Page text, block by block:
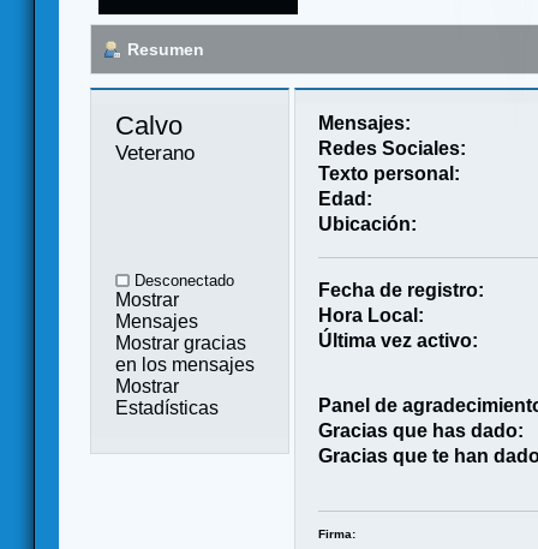
Resumen
Calvo
Veterano
Desconectado
Mostrar
Mensajes
Mostrar gracias
en los mensajes
Mostrar
Estadísticas
Mensajes:
Redes Sociales:
Texto personal:
Edad:
Ubicación:
Fecha de registro:
Hora Local:
Última vez activo:
Panel de
Gracias que has dado:
Gracias que te han
Firma: